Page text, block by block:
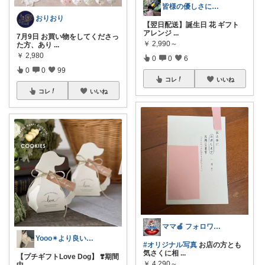
おりおり
7月9日 お買い物をしてくださっ
た方、あり ...
￥ 2,980
0 0 99
コレ いいね
Yooo✴︎より良い暮らし✴︎
【プチギフトLove Dog】 ❣️期間
皆様の優しさに感謝です✨happyミルク
【翌日配送】誕生日 花 ギフト
アレンジ ...
￥ 2,990～
0 0 6
コレ いいね
ママ🍎 フォロワーさんから買います
#オリジナル写真 お店の方とも
気さくに相 ...